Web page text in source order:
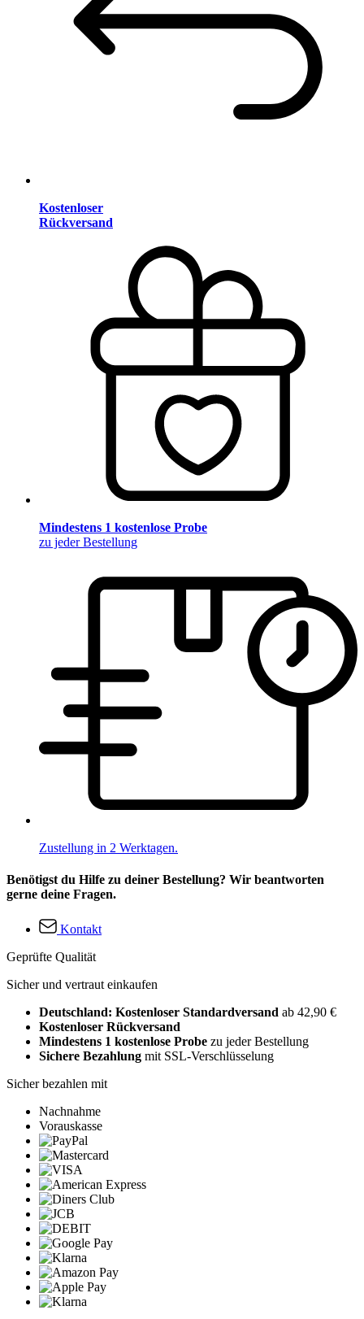
Kostenloser
Rückversand
Mindestens 1 kostenlose Probe
zu jeder Bestellung
Zustellung in 2 Werktagen.
Benötigst du Hilfe zu deiner Bestellung? Wir beantworten
gerne deine Fragen.
Kontakt
Geprüfte Qualität
Sicher und vertraut einkaufen
Deutschland: Kostenloser Standardversand ab 42,90 €
Kostenloser Rückversand
Mindestens 1 kostenlose Probe zu jeder Bestellung
Sichere Bezahlung mit SSL-Verschlüsselung
Sicher bezahlen mit
Nachnahme
Vorauskasse